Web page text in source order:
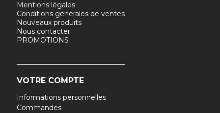
Mentions légales
Conditions générales de ventes
Nouveaux produits
Nous contacter
PROMOTIONS
VOTRE COMPTE
Informations personnelles
Commandes